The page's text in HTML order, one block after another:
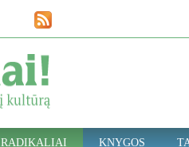
RADIKALIAI KNYGOS